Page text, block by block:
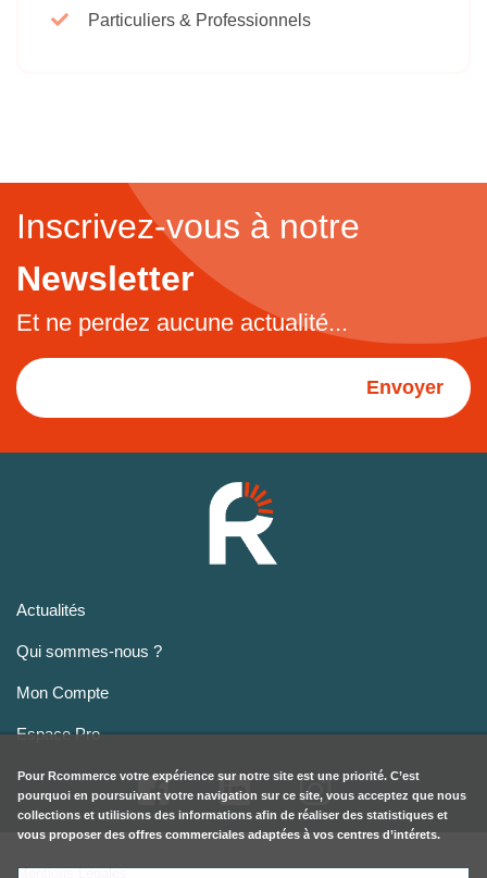
Particuliers & Professionnels
Inscrivez-vous à notre
Newsletter
Et ne perdez aucune actualité...
Envoyer
Actualités
Qui sommes-nous ?
Mon Compte
Espace Pro
Mentions Légales
Pour Rcommerce votre expérience sur notre site est une priorité. C’est
pourquoi en poursuivant votre navigation sur ce site, vous acceptez que nous
collections et utilisions des informations afin de réaliser des statistiques et
vous proposer des offres commerciales adaptées à vos centres d’intérets.